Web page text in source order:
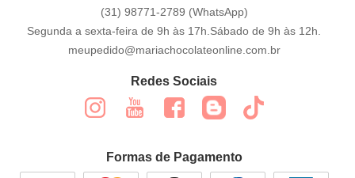
(31) 98771-2789 (WhatsApp)
Segunda a sexta-feira de 9h às 17h.Sábado de 9h às 12h.
meupedido@mariachocolateonline.com.br
Redes Sociais
Formas de Pagamento